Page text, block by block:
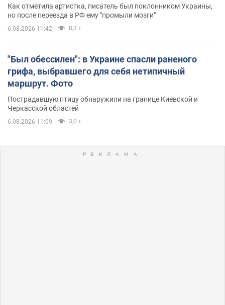
Как отметила артистка, писатель был поклонником Украины,
но после переезда в РФ ему "промыли мозги"
6.08.2026 11:42 8,3 т.
"Был обессилен": в Украине спасли раненого
грифа, выбравшего для себя нетипичный
маршрут. Фото
Пострадавшую птицу обнаружили на границе Киевской и
Черкасской областей
6.08.2026 11:09 3,0 т.